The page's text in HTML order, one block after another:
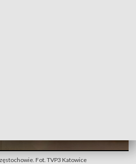
Fot. TVP3 Katowice